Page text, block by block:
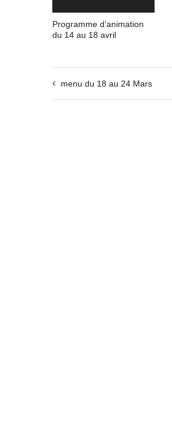
Programme d’animation
du 14 au 18 avril
menu du 18 au 24 Mars